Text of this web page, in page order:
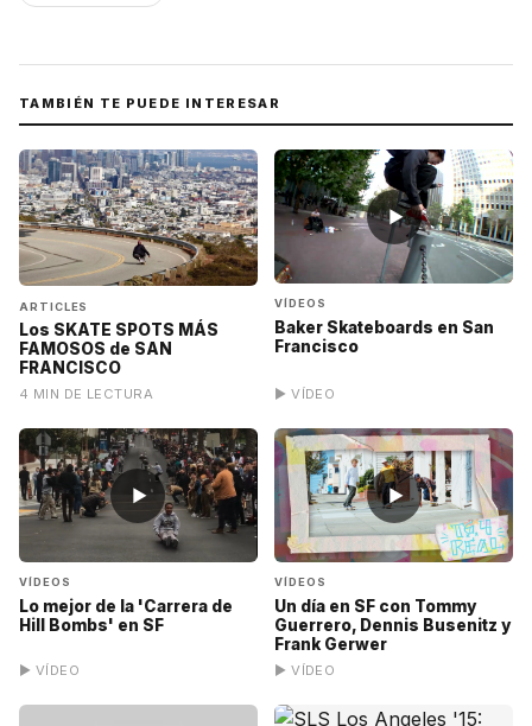
TAMBIÉN TE PUEDE INTERESAR
ARTICLES
Los SKATE SPOTS MÁS
FAMOSOS de SAN
FRANCISCO
4 MIN DE LECTURA
▶
VÍDEOS
Baker Skateboards en San
Francisco
▶ VÍDEO
▶
VÍDEOS
Lo mejor de la 'Carrera de
Hill Bombs' en SF
▶ VÍDEO
▶
VÍDEOS
Un día en SF con Tommy
Guerrero, Dennis Busenitz y
Frank Gerwer
▶ VÍDEO